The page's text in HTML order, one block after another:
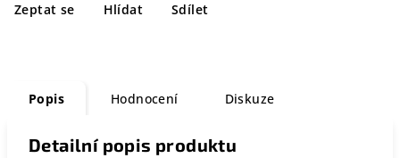
Zeptat se Hlídat Sdílet
Popis Hodnocení Diskuze
Detailní popis produktu